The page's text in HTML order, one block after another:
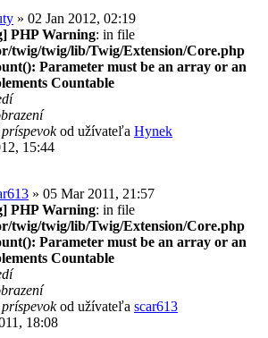
» 02 Jan 2012, 02:19
PHP Warning: in file
twig/twig/lib/Twig/Extension/Core.php
Parameter must be an array or an
Countable
od užívateľa Hynek
15:44
» 05 Mar 2011, 21:57
PHP Warning: in file
twig/twig/lib/Twig/Extension/Core.php
Parameter must be an array or an
Countable
od užívateľa scar613
18:08